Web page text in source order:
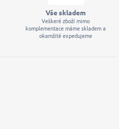
Vše skladem
Veškeré zboží mimo
komplementace máme skladem a
okamžitě expedujeme